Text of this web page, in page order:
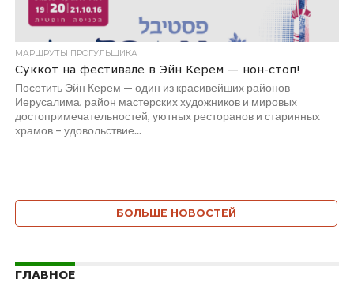
МАРШРУТЫ ПРОГУЛЬЩИКА
Суккот на фестивале в Эйн Керем — нон-стоп!
Посетить Эйн Керем — один из красивейших районов
Иерусалима, район мастерских художников и мировых
достопримечательностей, уютных ресторанов и старинных
храмов – удовольствие...
БОЛЬШЕ НОВОСТЕЙ
ГЛАВНОЕ